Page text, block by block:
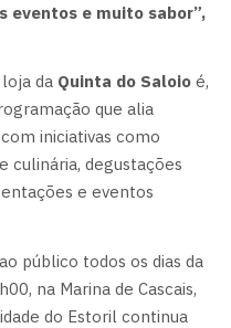
eventos e muito sabor”,
da Quinta do Saloio é,
que alia
iniciativas como
culinária, degustações
e eventos
público todos os dias da
na Marina de Cascais,
do Estoril continua